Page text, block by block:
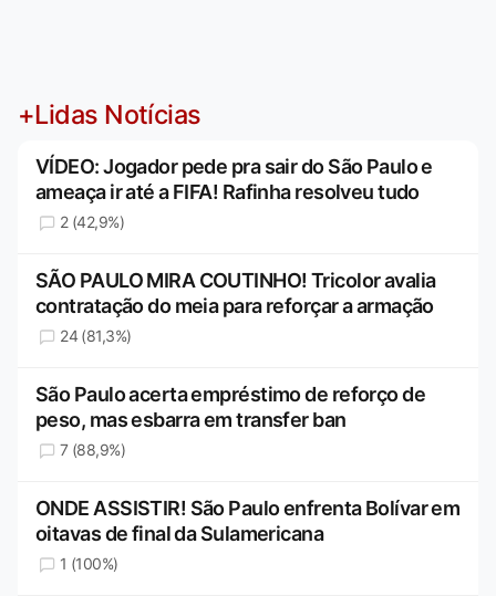
+Lidas Notícias
VÍDEO: Jogador pede pra sair do São Paulo e
ameaça ir até a FIFA! Rafinha resolveu tudo
2 (42,9%)
SÃO PAULO MIRA COUTINHO! Tricolor avalia
contratação do meia para reforçar a armação
24 (81,3%)
São Paulo acerta empréstimo de reforço de
peso, mas esbarra em transfer ban
7 (88,9%)
ONDE ASSISTIR! São Paulo enfrenta Bolívar em
oitavas de final da Sulamericana
1 (100%)